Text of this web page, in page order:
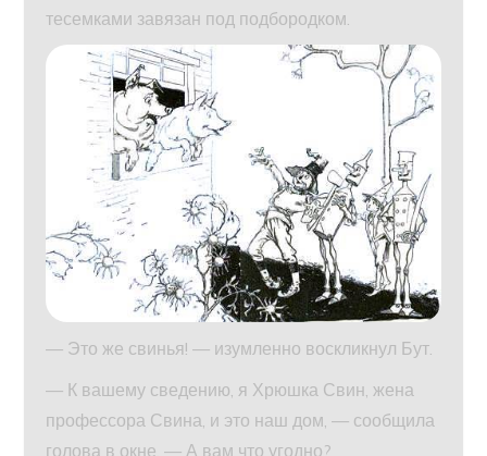
тесемками завязан под подбородком.
— Это же свинья! — изумленно воскликнул Бут.
— К вашему сведению, я Хрюшка Свин, жена
профессора Свина, и это наш дом, — сообщила
голова в окне. — А вам что угодно?